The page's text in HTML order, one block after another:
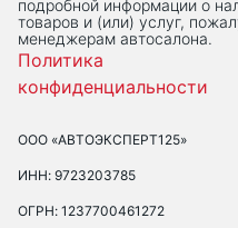
подробной информации о
товаров и (или) услуг,
менеджерам автосалона.
Политика
конфиденциальности
ООО «АВТОЭКСПЕРТ125»
ИНН: 9723203785
ОГРН: 1237700461272